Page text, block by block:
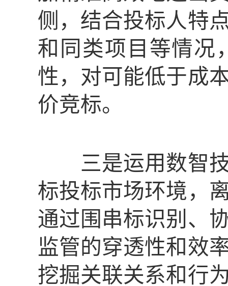
侧，结合投标人特
和同类项目等情况
性，对可能低于成
价竞标。
三是运用数智技
标投标市场环境，
通过围串标识别、
监管的穿透性和效
挖掘关联关系和行